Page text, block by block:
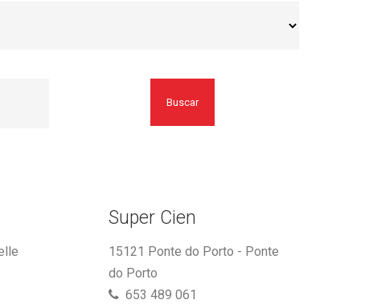
Buscar
Super Cien
15121 Ponte do Porto - Ponte
do Porto
653 489 061